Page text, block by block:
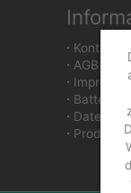
∙ Kontakt
∙ AGB
∙
∙
∙
∙ Produkte